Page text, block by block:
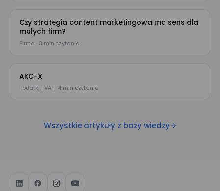
Czy strategia content marketingowa ma sens dla
małych firm?
Firma · 3 min czytania
AKC-X
Podatki i VAT · 4 min czytania
Wszystkie artykuły z bazy wiedzy